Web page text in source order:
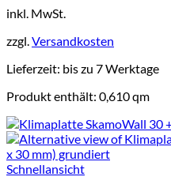
inkl. MwSt.
zzgl.Versandkosten
Lieferzeit: bis zu 7 Werktage
Produkt enthält: 0,610qm
Schnellansicht